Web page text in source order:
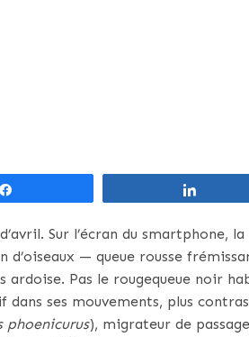
Sur l’écran du smartphone,
— queue rousse
Pas le rougequeue noir
ses mouvements, plus
phoenicurus), migrateur de